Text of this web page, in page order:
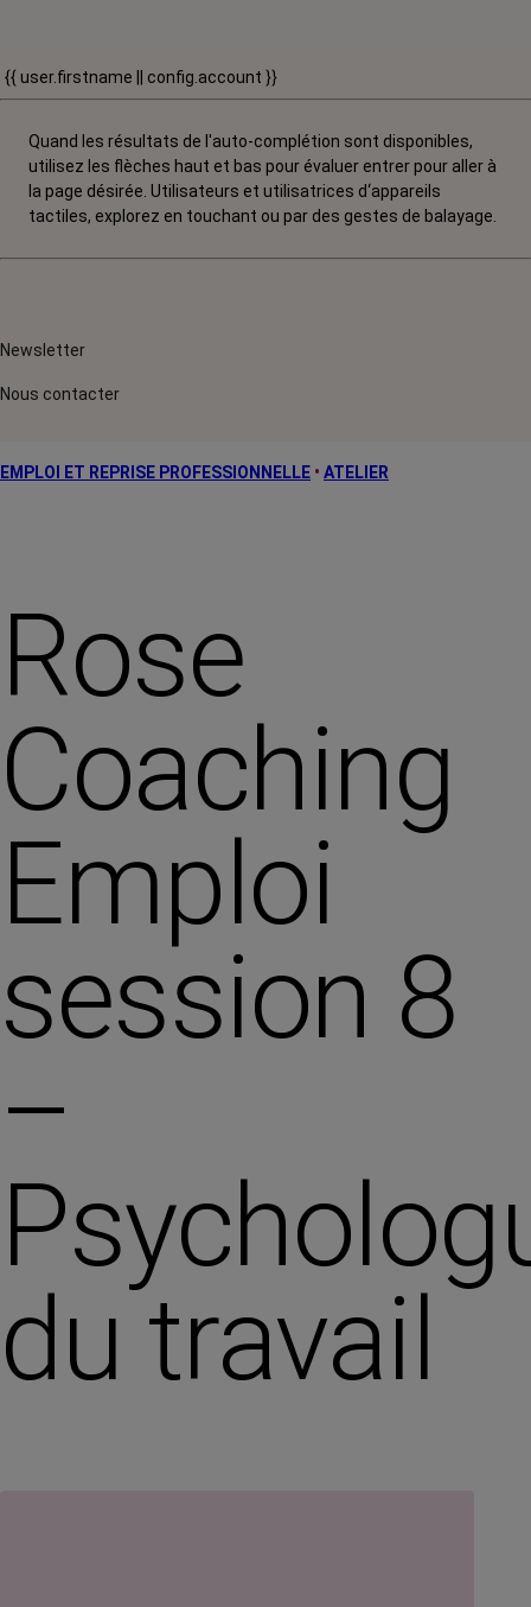
{{ user.firstname || config.account }}
Quand les résultats de l'auto-complétion sont disponibles,
utilisez les flèches haut et bas pour évaluer entrer pour aller à
la page désirée. Utilisateurs et utilisatrices d‘appareils
tactiles, explorez en touchant ou par des gestes de balayage.
Newsletter
Nous contacter
EMPLOI ET REPRISE PROFESSIONNELLE • ATELIER
Rose
Coaching
Emploi
session 8
–
du travail